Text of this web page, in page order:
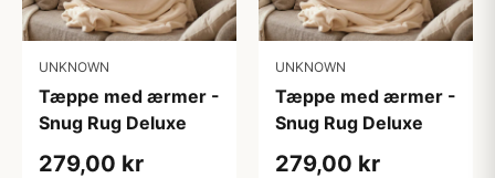
UNKNOWN
Tæppe med ærmer -
Snug Rug Deluxe
279,00 kr
UNKNOWN
Tæppe med ærmer -
Snug Rug Deluxe
279,00 kr